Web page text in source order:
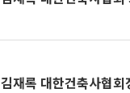
김재록 대한건축사협